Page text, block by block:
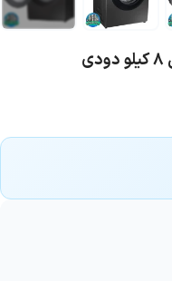
لباسشویی سامسونگ WW80 ادواش 8 کیلو دودی